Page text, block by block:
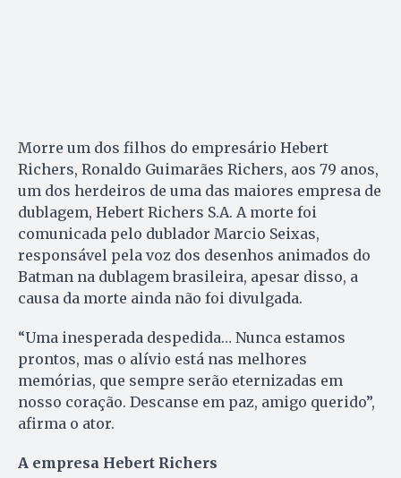
Morre um dos filhos do empresário Hebert
Richers, Ronaldo Guimarães Richers, aos 79 anos,
um dos herdeiros de uma das maiores empresa de
dublagem, Hebert Richers S.A. A morte foi
comunicada pelo dublador Marcio Seixas,
responsável pela voz dos desenhos animados do
Batman na dublagem brasileira, apesar disso, a
causa da morte ainda não foi divulgada.
“Uma inesperada despedida… Nunca estamos
prontos, mas o alívio está nas melhores
memórias, que sempre serão eternizadas em
nosso coração. Descanse em paz, amigo querido”,
afirma o ator.
A empresa Hebert Richers